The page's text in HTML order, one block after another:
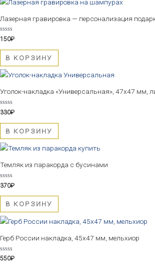
Лазерная гравировка — персонализация
Оценка
0
из
150₽
В КОРЗИНУ
Уголок-накладка «Универсальная», 47х47 мм,
Оценка
0
из
330₽
В КОРЗИНУ
Темляк из паракорда с бусинами
Оценка
0
из
370₽
В КОРЗИНУ
Герб России накладка, 45х47 мм, мельхиор
Оценка
550₽